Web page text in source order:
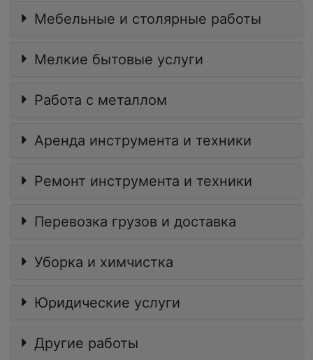
Мебельные и столярные работы
Мелкие бытовые услуги
Работа с металлом
Аренда инструмента и техники
Ремонт инструмента и техники
Перевозка грузов и доставка
Уборка и химчистка
Юридические услуги
Другие работы